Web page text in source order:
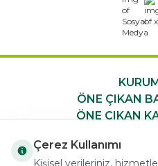
ÖNE ÇIKAN
ÖNE ÇIKAN
HIZLI
Çerez Kullanımı
Kişisel verileriniz,